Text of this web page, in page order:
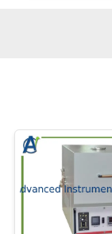
करें
साइटमैप